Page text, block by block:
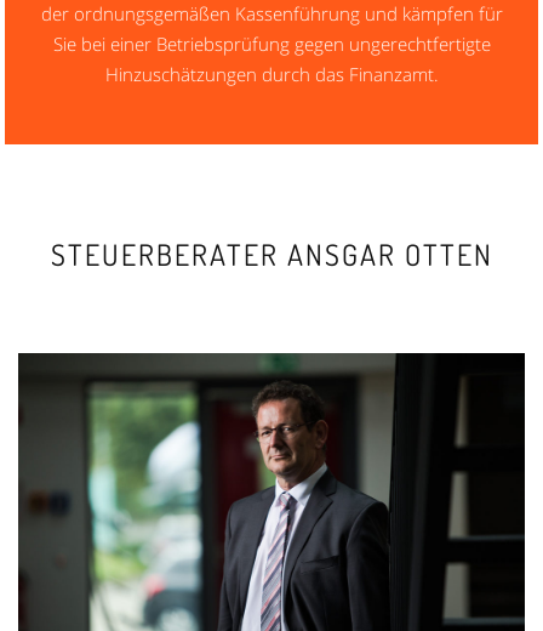
der ordnungsgemäßen Kassenführung und kämpfen für
Sie bei einer Betriebsprüfung gegen ungerechtfertigte
Hinzuschätzungen durch das Finanzamt.
STEUERBERATER ANSGAR OTTEN